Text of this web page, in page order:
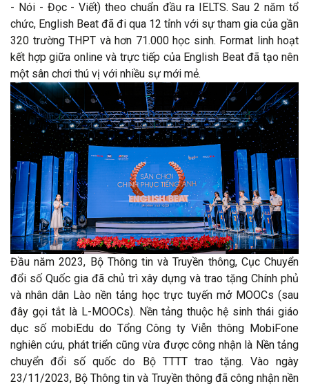
- Nói - Đọc - Viết) theo chuẩn đầu ra IELTS. Sau 2 năm tổ
chức, English Beat đã đi qua 12 tỉnh với sự tham gia của gần
320 trường THPT và hơn 71.000 học sinh. Format linh hoạt
kết hợp giữa online và trực tiếp của English Beat đã tạo nên
một sân chơi thú vị với nhiều sự mới mẻ.
Đầu năm 2023, Bộ Thông tin và Truyền thông, Cục Chuyển
đổi số Quốc gia đã chủ trì xây dựng và trao tặng Chính phủ
và nhân dân Lào nền tảng học trực tuyến mở MOOCs (sau
đây gọi tắt là L-MOOCs). Nền tảng thuộc hệ sinh thái giáo
dục số mobiEdu do Tổng Công ty Viễn thông MobiFone
nghiên cứu, phát triển cũng vừa được công nhận là Nền tảng
chuyển đổi số quốc do Bộ TTTT trao tặng. Vào ngày
23/11/2023, Bộ Thông tin và Truyền thông đã công nhận nền